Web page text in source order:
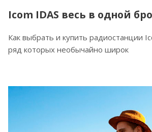
Icom IDAS весь в одной
Как выбрать и купить радиостанции
ряд которых необычайно широк